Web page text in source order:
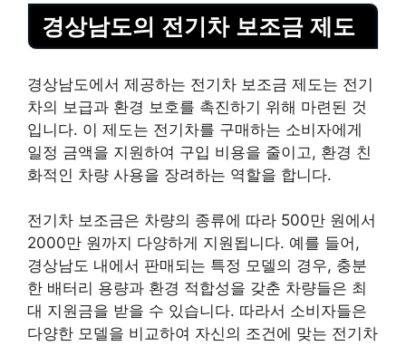
경상남도의 전기차 보조금 제도
경상남도에서 제공하는 전기차 보조금 제도는 전기
차의 보급과 환경 보호를 촉진하기 위해 마련된 것
입니다. 이 제도는 전기차를 구매하는 소비자에게
일정 금액을 지원하여 구입 비용을 줄이고, 환경 친
화적인 차량 사용을 장려하는 역할을 합니다.
전기차 보조금은 차량의 종류에 따라 500만 원에서
2000만 원까지 다양하게 지원됩니다. 예를 들어,
경상남도 내에서 판매되는 특정 모델의 경우, 충분
한 배터리 용량과 환경 적합성을 갖춘 차량들은 최
대 지원금을 받을 수 있습니다. 따라서 소비자들은
다양한 모델을 비교하여 자신의 조건에 맞는 전기차